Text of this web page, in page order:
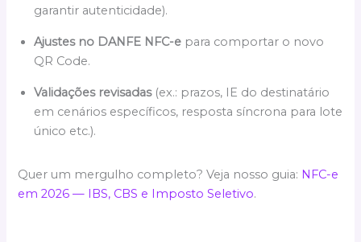
garantir autenticidade).
Ajustes no DANFE NFC-e para comportar o novo
QR Code.
Validações revisadas(ex.: prazos, IE do destinatário
em cenários específicos, resposta síncrona para lote
único etc.).
Quer um mergulho completo? Veja nosso guia: NFC-e
em 2026 — IBS, CBS e Imposto Seletivo.